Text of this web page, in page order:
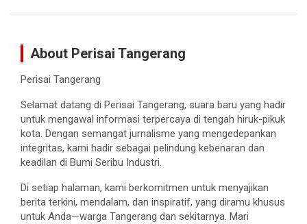
About Perisai Tangerang
Perisai Tangerang
Selamat datang di Perisai Tangerang, suara baru yang hadir
untuk mengawal informasi terpercaya di tengah hiruk-pikuk
kota. Dengan semangat jurnalisme yang mengedepankan
integritas, kami hadir sebagai pelindung kebenaran dan
keadilan di Bumi Seribu Industri.
Di setiap halaman, kami berkomitmen untuk menyajikan
berita terkini, mendalam, dan inspiratif, yang diramu khusus
untuk Anda—warga Tangerang dan sekitarnya. Mari